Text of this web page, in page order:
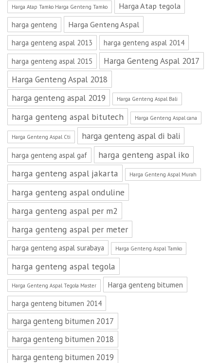
Harga Atap Tamko Harga Genteng Tamko Harga Atap tegola
harga genteng Harga Genteng Aspal
harga genteng aspal 2013
harga genteng aspal 2014
harga genteng aspal 2015
Harga Genteng Aspal 2017
Harga Genteng Aspal 2018
harga genteng aspal 2019
Harga Genteng Aspal Bali
harga genteng aspal bitutech Harga Genteng Aspal cana
Harga Genteng Aspal Cti harga genteng aspal di bali
harga genteng aspal gaf
harga genteng aspal iko
harga genteng aspal jakarta
Harga Genteng Aspal Murah
harga genteng aspal onduline
harga genteng aspal per m2
harga genteng aspal per meter
harga genteng aspal surabaya Harga Genteng Aspal Tamko
harga genteng aspal tegola
Harga Genteng Aspal Tegola Master Harga genteng bitumen
harga genteng bitumen 2014
harga genteng bitumen 2017
harga genteng bitumen 2018
harga genteng bitumen 2019